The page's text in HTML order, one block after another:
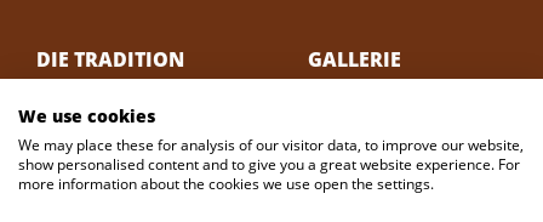
DIE TRADITION
Geschichten
Die Geschichte
De Gschichtn
GALLERIE
360° Rundgang
We use cookies
We may place these for analysis of our visitor data, to improve our website,
show personalised content and to give you a great website experience. For
more information about the cookies we use open the settings.